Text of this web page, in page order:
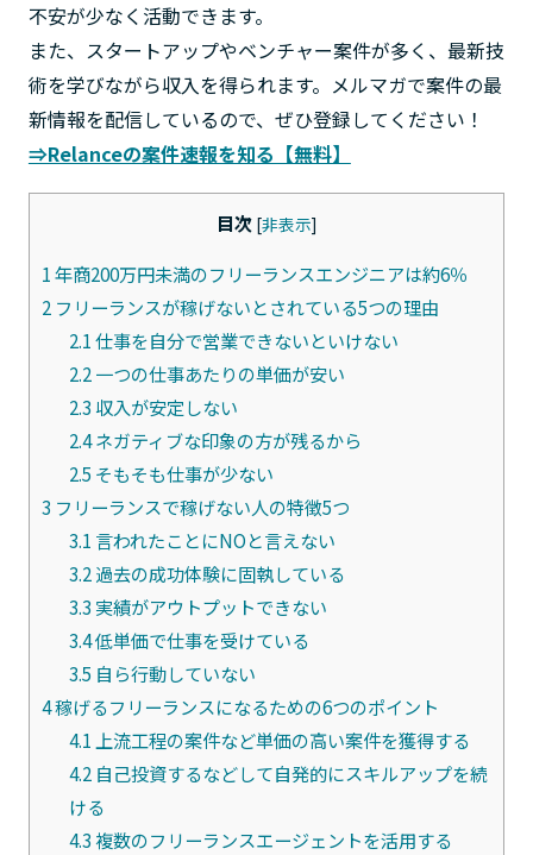
不安が少なく活動できます。
また、スタートアップやベンチャー案件が多く、最新技
術を学びながら収入を得られます。メルマガで案件の最
新情報を配信しているので、ぜひ登録してください！
⇒Relanceの案件速報を知る【無料】
目次 [非表示]
1年商200万円未満のフリーランスエンジニアは約6％
2フリーランスが稼げないとされている5つの理由
2.1仕事を自分で営業できないといけない
2.2一つの仕事あたりの単価が安い
2.3 収入が安定しない
2.4ネガティブな印象の方が残るから
2.5 そもそも仕事が少ない
3 フリーランスで稼げない人の特徴5つ
3.1 言われたことにNOと言えない
3.2過去の成功体験に固執している
3.3 実績がアウトプットできない
3.4低単価で仕事を受けている
3.5 自ら行動していない
4稼げるフリーランスになるための6つのポイント
4.1 上流工程の案件など単価の高い案件を獲得する
4.2自己投資するなどして自発的にスキルアップを続
ける
4.3複数のフリーランスエージェントを活用する